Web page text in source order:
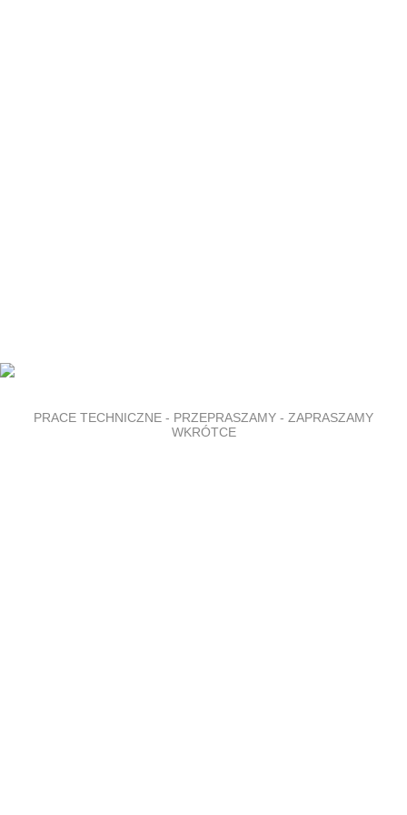
PRACE TECHNICZNE - PRZEPRASZAMY - ZAPRASZAMY
WKRÓTCE